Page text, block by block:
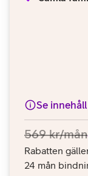
Se
569 kr/mån
Rabatten
24 mån